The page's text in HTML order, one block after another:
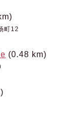
町12
(0.48 km)